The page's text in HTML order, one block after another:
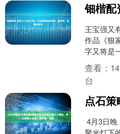
王宝强又
作品《狠
字又将是
点国庆
者春节。
查看：
台
4月3日晚